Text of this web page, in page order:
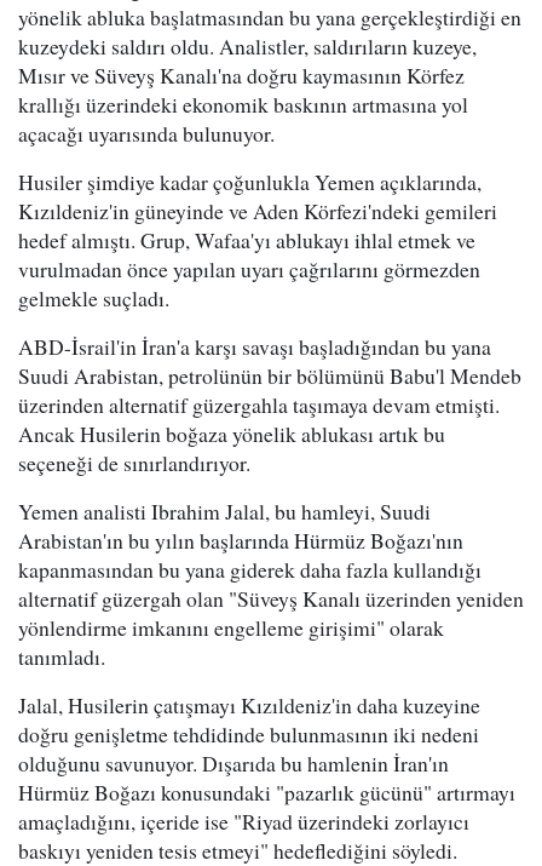
yönelik abluka başlatmasından bu yana gerçekleştirdiği en
kuzeydeki saldırı oldu. Analistler, saldırıların kuzeye,
Mısır ve Süveyş Kanalı'na doğru kaymasının Körfez
krallığı üzerindeki ekonomik baskının artmasına yol
açacağı uyarısında bulunuyor.
Husiler şimdiye kadar çoğunlukla Yemen açıklarında,
Kızıldeniz'in güneyinde ve Aden Körfezi'ndeki gemileri
hedef almıştı. Grup, Wafaa'yı ablukayı ihlal etmek ve
vurulmadan önce yapılan uyarı çağrılarını görmezden
gelmekle suçladı.
ABD-İsrail'in İran'a karşı savaşı başladığından bu yana
Suudi Arabistan, petrolünün bir bölümünü Babu'l Mendeb
üzerinden alternatif güzergahla taşımaya devam etmişti.
Ancak Husilerin boğaza yönelik ablukası artık bu
seçeneği de sınırlandırıyor.
Yemen analisti Ibrahim Jalal, bu hamleyi, Suudi
Arabistan'ın bu yılın başlarında Hürmüz Boğazı'nın
kapanmasından bu yana giderek daha fazla kullandığı
alternatif güzergah olan "Süveyş Kanalı üzerinden yeniden
yönlendirme imkanını engelleme girişimi" olarak
tanımladı.
Jalal, Husilerin çatışmayı Kızıldeniz'in daha kuzeyine
doğru genişletme tehdidinde bulunmasının iki nedeni
olduğunu savunuyor. Dışarıda bu hamlenin İran'ın
Hürmüz Boğazı konusundaki "pazarlık gücünü" artırmayı
amaçladığını, içeride ise "Riyad üzerindeki zorlayıcı
baskıyı yeniden tesis etmeyi" hedeflediğini söyledi.